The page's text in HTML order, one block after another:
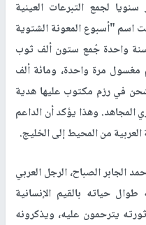
لجمع التبرعات العينية
اسم "أسبوع المعونة الشتوية
سنة واحدة جُمع ستون ألف ثوب
مرة واحدة، ومائة ألف
في رزم مكتوب عليها هدية
المجاهد. وهذا يؤكد أن الداعم
العربية من المحيط إلى الخليج.
الجابر الصباح، الرجل العربي
حياته بالقيم الإنسانية
يترحمون عليه، ويذكرونه